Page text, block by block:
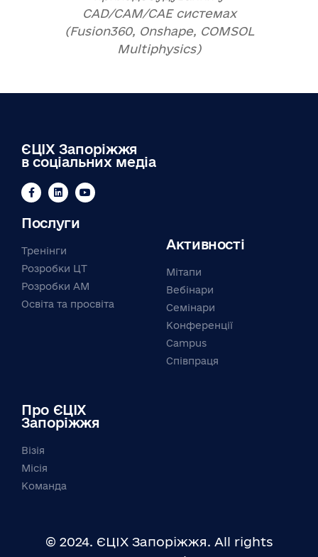
CAD/CAM/CAE системах
(Fusion360, Onshape, COMSOL
Multiphysics)
ЄЦІХ Запоріжжя
в соціальних медіа
Послуги
Тренінги
Розробки ЦТ
Розробки АМ
Освіта та просвіта
Активності
Мітапи
Вебінари
Семінари
Конференції
Campus
Співпраця
Про ЄЦІХ
Запоріжжя
Візія
Місія
Команда
© 2024. ЄЦІХ Запоріжжя. All rights